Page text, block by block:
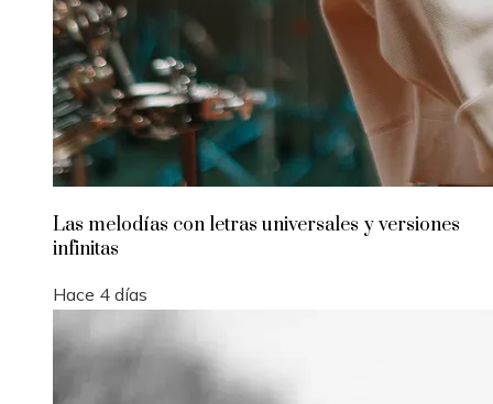
Las melodías con letras universales y versiones
infinitas
Hace 4 días